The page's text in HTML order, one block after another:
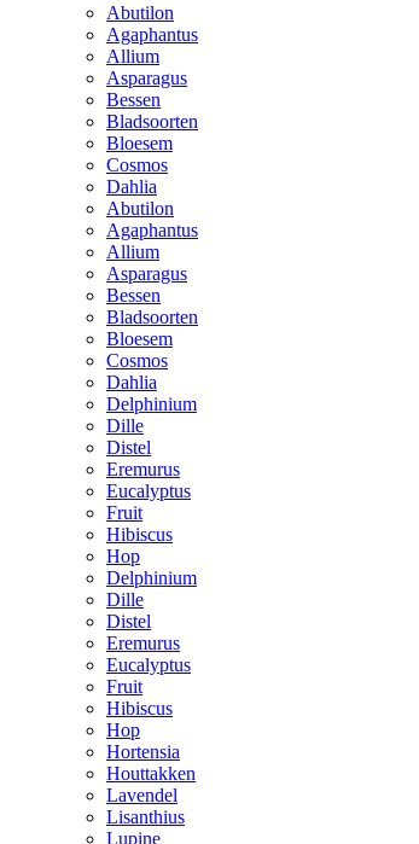
Abutilon
Agaphantus
Allium
Asparagus
Bessen
Bladsoorten
Bloesem
Cosmos
Dahlia
Abutilon
Agaphantus
Allium
Asparagus
Bessen
Bladsoorten
Bloesem
Cosmos
Dahlia
Delphinium
Dille
Distel
Eremurus
Eucalyptus
Fruit
Hibiscus
Hop
Delphinium
Dille
Distel
Eremurus
Eucalyptus
Fruit
Hibiscus
Hop
Hortensia
Houttakken
Lavendel
Lisanthius
Lupine